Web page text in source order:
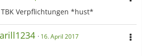
Verpflichtungen *hust*
16. April 2017